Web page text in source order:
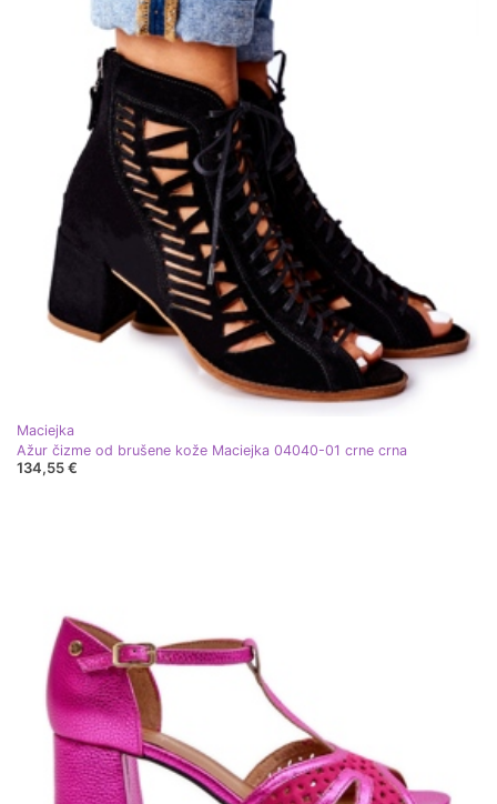
Maciejka
Ažur čizme od brušene kože Maciejka 04040-01 crne crna
134,55 €